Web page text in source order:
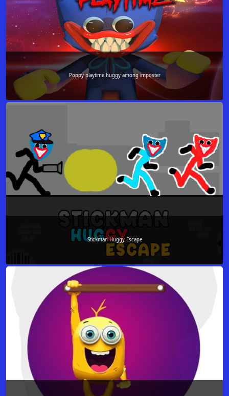
Poppy playtime huggy among imposter
Stickman Huggy Escape